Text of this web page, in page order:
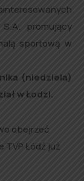
promujący
sportową w
(niedziela)
w Łodzi.
obejrzeć
TVP Łódź już